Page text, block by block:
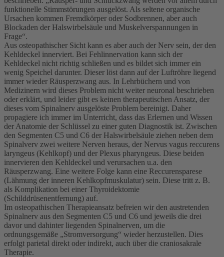
funktionelle Stimmstörungen ausgelöst. Als seltene organische
Ursachen kommen Fremdkörper oder Sodbrennen, aber auch
Blockaden der Halswirbelsäule und Muskelverspannungen in
Frage“.
Aus osteopathischer Sicht kann es aber auch der Nerv sein, der den
Kehldeckel innerviert. Bei Fehlinnervation kann sich der
Kehldeckel nicht richtig schließen und es bildet sich immer ein
wenig Speichel darunter. Dieser löst dann auf der Luftröhre liegend
immer wieder Räusperzwang aus. In Lehrbüchern und von
Medizinern wird dieses Problem nicht weiter neuronal beschrieben
oder erklärt, und leider gibt es keinen therapeutischen Ansatz, der
dieses vom Spinalnerv ausgelöste Problem bereinigt. Daher
propagiere ich immer im Unterricht, dass das Erlernen und Wissen
der Anatomie der Schlüssel zu einer guten Diagnostik ist. Zwischen
den Segmenten C5 und C6 der Halswirbelsäule ziehen neben dem
Spinalverv zwei weitere Nerven heraus, der Nervus vagus reccurens
laryngeus (Kehlkopf) und der Plexus pharyngeus. Diese beiden
innervieren den Kehldeckel und verursachen u.a. den
Räusperzwang. Eine weitere Folge kann eine Reccurensparese
(Lähmung der inneren Kehlkopfmuskulatur) sein. Diese tritt z. B.
als Komplikation bei einer Thyroidektomie
(Schilddrüsenentfernung) auf.
Im osteopathischen Therapieansatz befreien wir den austretenden
Spinalnerv aus den Segmenten C5 und C6 und jeweils die drei
davor und dahinter liegenden Spinalnerven, um die
ordnungsgemäße „Stromversorgung“ wieder herzustellen. Dies
erfolgt parietal direkt oder indirekt, auch über die craniosakrale
Therapie.